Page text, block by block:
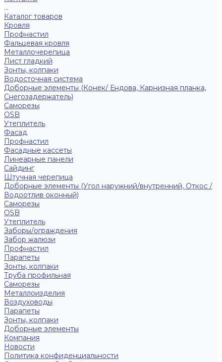
...
Каталог товаров
Кровля
Профнастил
Фальцевая кровля
Металлочерепица
Лист гладкий
Зонты, колпаки
Водосточная система
Доборные элементы (Конек/ Ендова, Карнизная планка,
Снегозадержатель)
Саморезы
ОSB
Утеплитель
Фасад
Профнастил
Фасадные кассеты
Линеарные панели
Сайдинг
Штучная черепица
Доборные элементы (Угол наружний/внутренний, Откос /
Водоотлив оконный)
Саморезы
OSB
Утеплитель
Заборы/ограждения
Забор жалюзи
Профнастил
Парапеты
Зонты, колпаки
Труба профильная
Саморезы
Металлоизделия
Воздуховоды
Парапеты
Зонты, колпаки
Доборные элементы
Компания
Новости
Политика конфиденциальности